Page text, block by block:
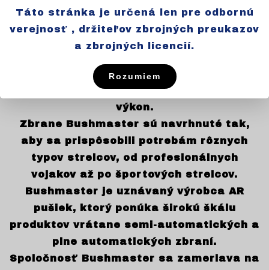
ergonomickým dizajnom, ktorý zaručuje
pohodlné a presné ovládanie zbrane.
Firma sa zameriava na vývoj a výrobu
technológie s osvedčenými dizajnovými
prvkami, čím dosahujú vysokú kvalitu a
výkon.
Zbrane Bushmaster sú navrhnuté tak,
aby sa prispôsobili potrebám rôznych
typov strelcov, od profesionálnych
vojakov až po športových strelcov.
Bushmaster je uznávaný výrobca AR
pušiek, ktorý ponúka širokú škálu
produktov vrátane semi-automatických a
plne automatických zbraní.
Spoločnosť Bushmaster sa zameriava na
Táto stránka je určená len pre odbornú
verejnosť , držiteľov zbrojných preukazov
a zbrojných licencií.
Rozumiem